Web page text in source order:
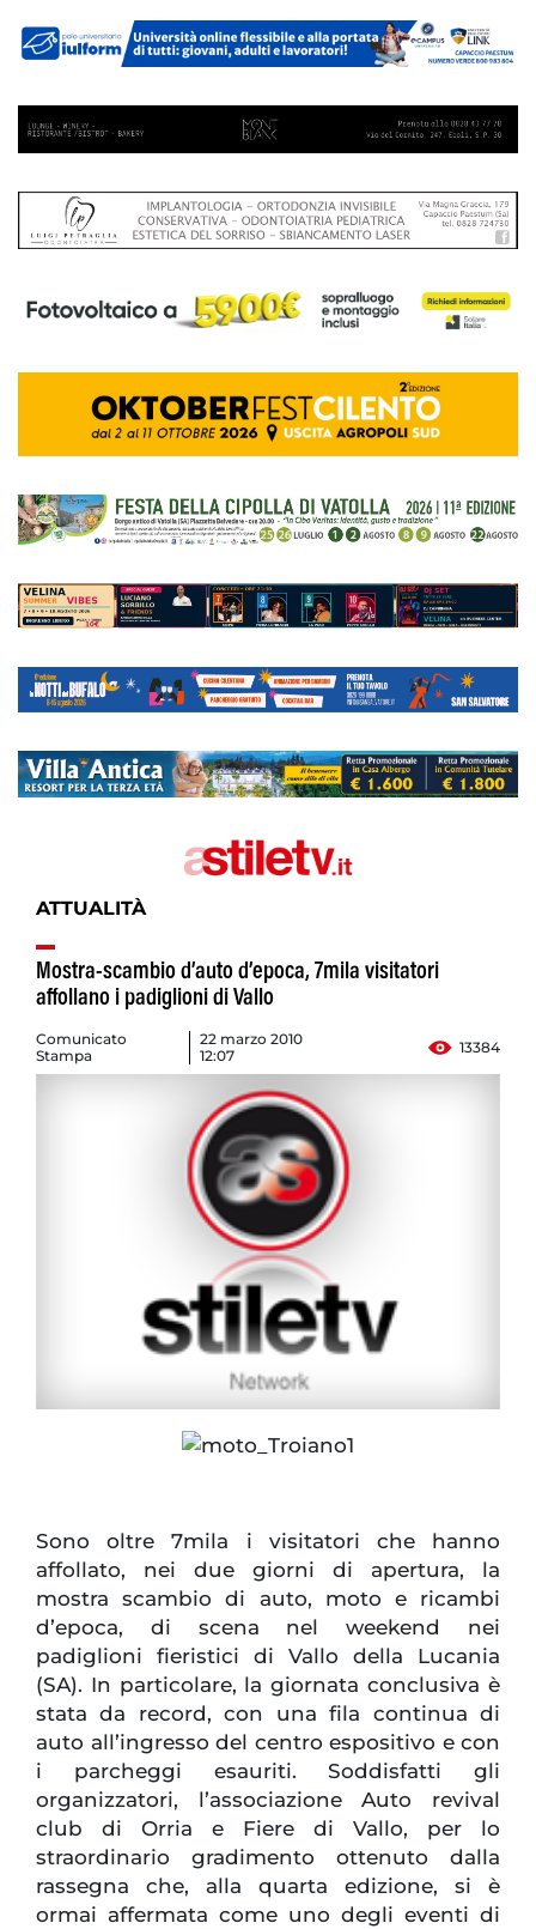
ATTUALITÀ
Mostra-scambio d’auto d’epoca, 7mila visitatori
affollano i padiglioni di Vallo
Comunicato
Stampa
22 marzo 2010
12:07
13384
Sono oltre 7mila i visitatori che hanno
affollato, nei due giorni di apertura, la
mostra scambio di auto, moto e ricambi
d’epoca, di scena nel weekend nei
padiglioni fieristici di Vallo della Lucania
(SA). In particolare, la giornata conclusiva è
stata da record, con una fila continua di
auto all’ingresso del centro espositivo e con
i parcheggi esauriti. Soddisfatti gli
organizzatori, l’associazione Auto revival
club di Orria e Fiere di Vallo, per lo
straordinario gradimento ottenuto dalla
rassegna che, alla quarta edizione, si è
ormai affermata come uno degli eventi di